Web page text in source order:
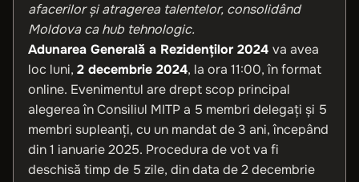
afacerilor și atragerea talentelor, consolidând
Moldova ca hub tehnologic.
Adunarea Generală a Rezidenților 2024 va avea
loc luni, 2 decembrie 2024, la ora 11:00, în format
online. Evenimentul are drept scop principal
alegerea în Consiliul MITP a 5 membri delegați și 5
membri supleanți, cu un mandat de 3 ani, începând
din 1 ianuarie 2025. Procedura de vot va fi
deschisă timp de 5 zile, din data de 2 decembrie